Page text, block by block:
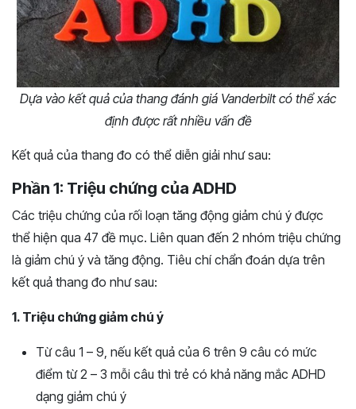
Dựa vào kết quả của thang đánh giá Vanderbilt có thể xác
định được rất nhiều vấn đề
Kết quả của thang đo có thể diễn giải như sau:
Phần 1: Triệu chứng của ADHD
Các triệu chứng của rối loạn tăng động giảm chú ý được
thể hiện qua 47 đề mục. Liên quan đến 2 nhóm triệu chứng
là giảm chú ý và tăng động. Tiêu chí chẩn đoán dựa trên
kết quả thang đo như sau:
1. Triệu chứng giảm chú ý
Từ câu 1 – 9, nếu kết quả của 6 trên 9 câu có mức
điểm từ 2 – 3 mỗi câu thì trẻ có khả năng mắc ADHD
dạng giảm chú ý